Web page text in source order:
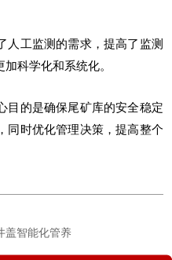
人工监测的需求，提高了监测
科学化和系统化。
目的是确保尾矿库的安全稳定
同时优化管理决策，提高整个
盖智能化管养